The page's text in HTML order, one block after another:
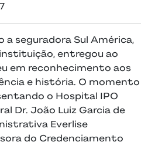
a seguradora Sul América,
entregou ao
em reconhecimento aos
e história. O momento
o Hospital IPO
Dr. João Luiz Garcia de
Everlise
do Credenciamento